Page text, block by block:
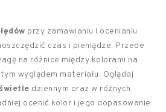
przy zamawianiu i ocenianiu
czas i pieniądze. Przede
na różnice między kolorami na
wyglądem materiału. Oglądaj
dziennym oraz w różnych
ocenić kolor i jego dopasowanie